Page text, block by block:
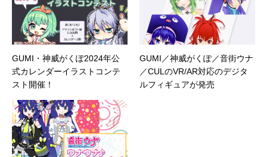
GUMI・神威がくぽ2024年公
式カレンダーイラストコンテ
スト開催！
GUMI／神威がくぽ／音街ウナ
／CULのVR/AR対応のデジタ
ルフィギュアが発売